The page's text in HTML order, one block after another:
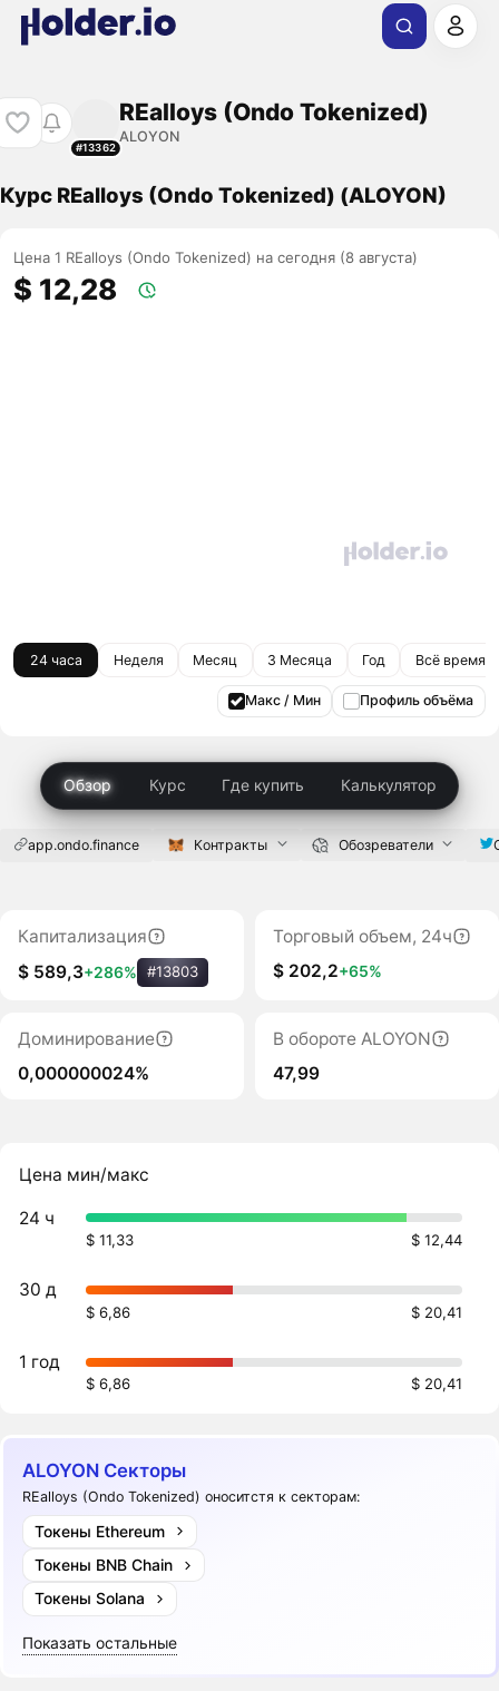
#13362
REalloys (Ondo Tokenized)
ALOYON
Курс REalloys (Ondo Tokenized) (ALOYON)
Цена 1 REalloys (Ondo Tokenized) на сегодня (8 августа)
$ 12,28
24 часа Неделя Месяц 3 Месяца Год Всё время
Макс / Мин Профиль объёма
Обзор Курс Где купить Калькулятор
app.ondo.finance Контракты Обозреватели
Капитализация
$ 589,3+286% #13803
Торговый объем, 24ч
$ 202,2+65%
Доминирование
0,000000024%
В обороте ALOYON
47,99
Цена мин/макс
24 ч
$ 11,33 $ 12,44
30 д
$ 6,86 $ 20,41
1 год
$ 6,86 $ 20,41
ALOYON Секторы
REalloys (Ondo Tokenized) оноситстя к секторам:
Токены Ethereum
Токены BNB Chain
Токены Solana
Показать остальные